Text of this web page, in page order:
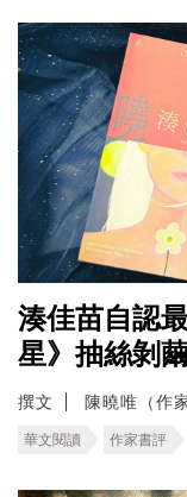
湊佳苗自認
星》抽絲剝
撰文 陳曉唯（作家
華文閱讀 作家書評